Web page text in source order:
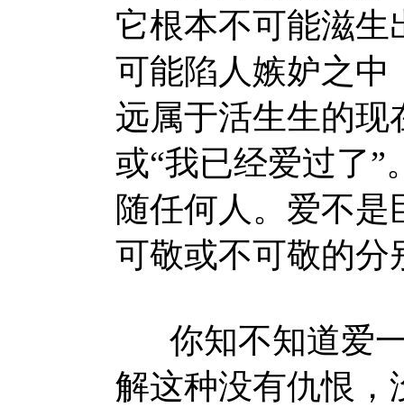
它根本不可能滋生
可能陷人嫉妒之中
远属于活生生的现
或“我已经爱过了
随任何人。爱不
可敬或不可敬的分
你知不知道爱一
解这种没有仇恨，